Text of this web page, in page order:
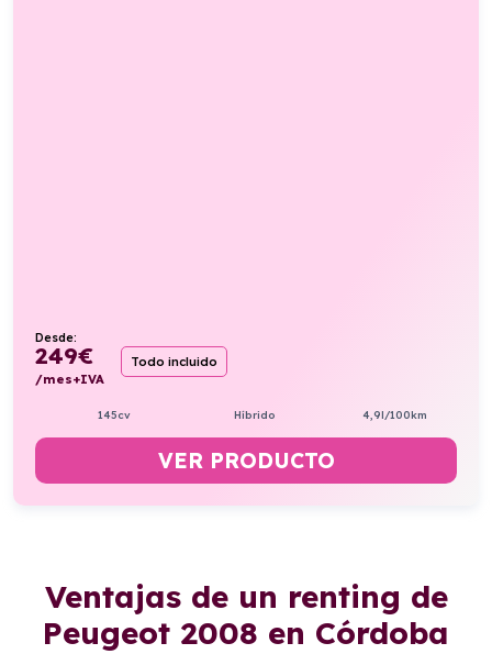
Desde:
249€
/mes+IVA
Todo incluido
145cv Híbrido 4,9l/100km
VER PRODUCTO
Ventajas de un renting de
Peugeot 2008 en Córdoba